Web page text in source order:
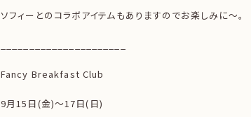
ソフィーとのコラボアイテムもありますのでお楽しみに〜。
Fancy Breakfast Club
9月15日(金)〜17日(日)